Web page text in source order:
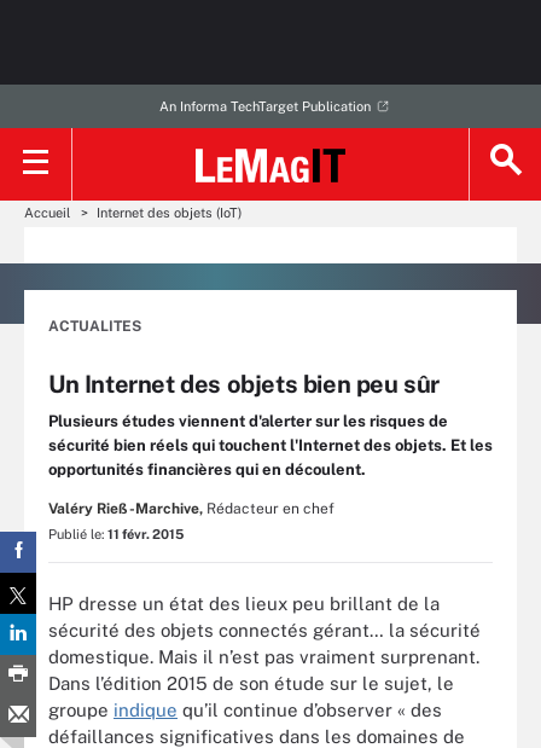
An Informa TechTarget Publication
Accueil Internet des objets (IoT)
ACTUALITES
Un Internet des objets bien peu sûr
Plusieurs études viennent d'alerter sur les risques de
sécurité bien réels qui touchent l'Internet des objets. Et les
opportunités financières qui en découlent.
Valéry Rieß-Marchive, Rédacteur en chef
Publié le: 11 févr. 2015
HP dresse un état des lieux peu brillant de la
sécurité des objets connectés gérant… la sécurité
domestique. Mais il n’est pas vraiment surprenant.
Dans l’édition 2015 de son étude sur le sujet, le
groupe indique qu’il continue d’observer « des
défaillances significatives dans les domaines de